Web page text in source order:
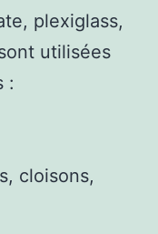
plexiglass,
utilisées
:
cloisons,